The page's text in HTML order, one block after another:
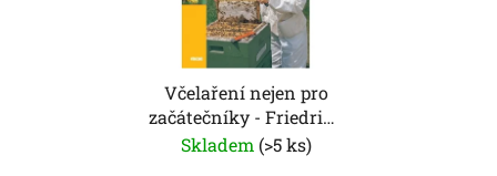
Včelaření nejen pro
začátečníky - Friedrich
Pohl
Skladem (>5 ks)